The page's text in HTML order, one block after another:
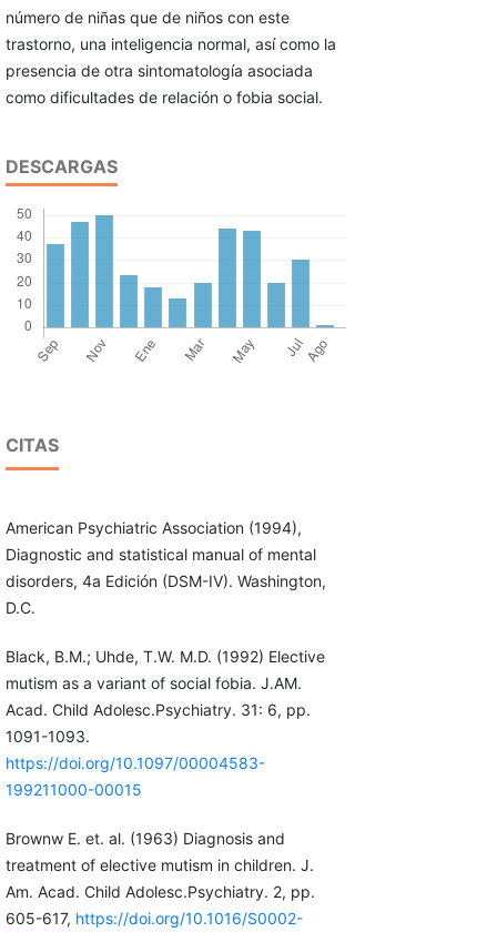
número de niñas que de niños con este
trastorno, una inteligencia normal, así como la
presencia de otra sintomatología asociada
como dificultades de relación o fobia social.
DESCARGAS
CITAS
American Psychiatric Association (1994),
Diagnostic and statistical manual of mental
disorders, 4a Edición (DSM-IV). Washington,
D.C.
Black, B.M.; Uhde, T.W. M.D. (1992) Elective
mutism as a variant of social fobia. J.AM.
Acad. Child Adolesc.Psychiatry. 31: 6, pp.
1091-1093.
https://doi.org/10.1097/00004583-
199211000-00015
Brownw E. et. al. (1963) Diagnosis and
treatment of elective mutism in children. J.
Am. Acad. Child Adolesc.Psychiatry. 2, pp.
605-617, https://doi.org/10.1016/S0002-